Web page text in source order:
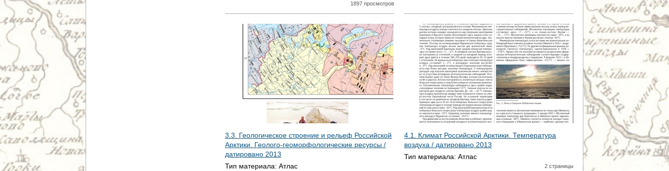
1897 просмотров
3.3. Геологическое строение и рельеф Российской
Арктики. Геолого-геоморфологические ресурсы /
датировано 2013
Тип материала: Атлас
4.1. Климат Российской Арктики. Температура
воздуха / датировано 2013
Тип материала: Атлас
2 страницы